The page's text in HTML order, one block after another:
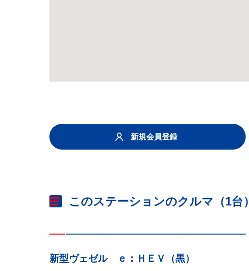
新規会員登録
このステーションのクルマ（1台）
新型ヴェゼル ｅ：ＨＥＶ（黒）